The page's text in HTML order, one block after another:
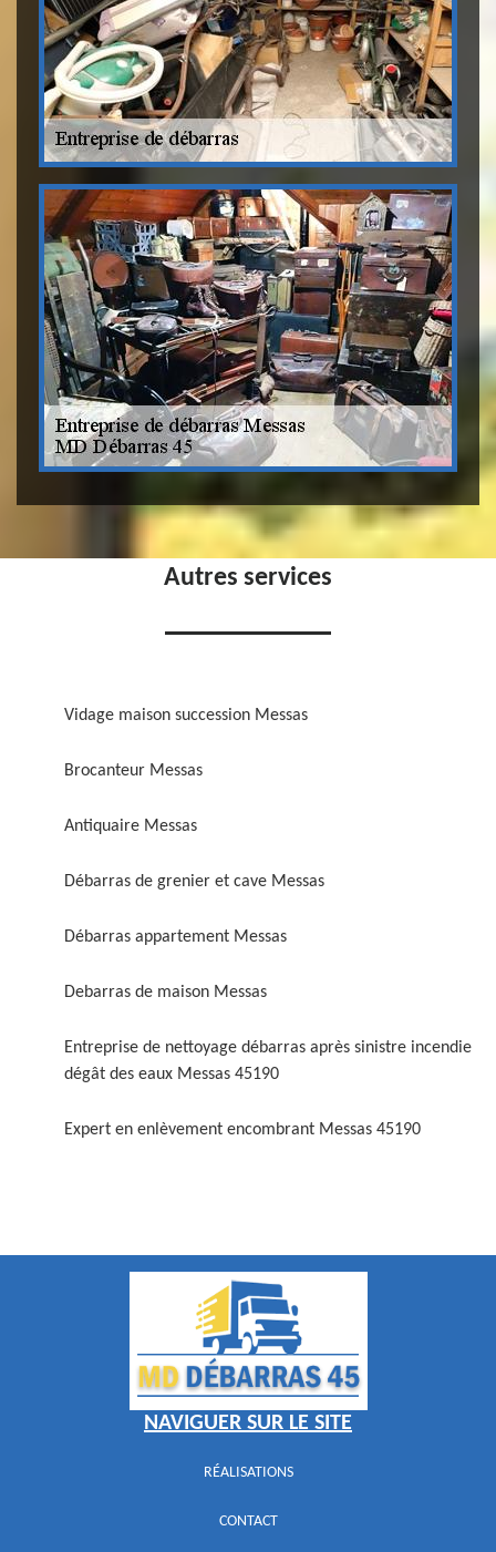
Autres services
Vidage maison succession Messas
Brocanteur Messas
Antiquaire Messas
Débarras de grenier et cave Messas
Débarras appartement Messas
Debarras de maison Messas
Entreprise de nettoyage débarras après sinistre incendie
dégât des eaux Messas 45190
Expert en enlèvement encombrant Messas 45190
NAVIGUER SUR LE SITE
RÉALISATIONS
CONTACT